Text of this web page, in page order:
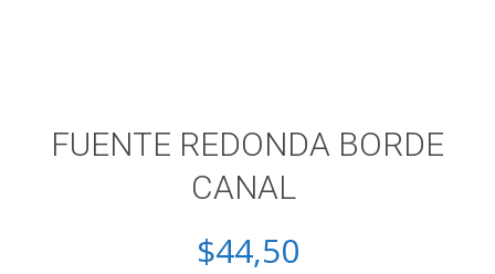
FUENTE REDONDA BORDE
CANAL
$44,50